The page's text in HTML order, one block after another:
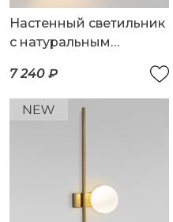
Настенный светильник
с натуральным
7 240 ₽